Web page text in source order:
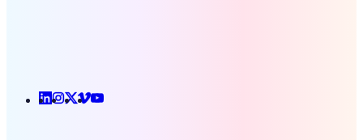
Linkedin
Instagram
X VimeoYoutube